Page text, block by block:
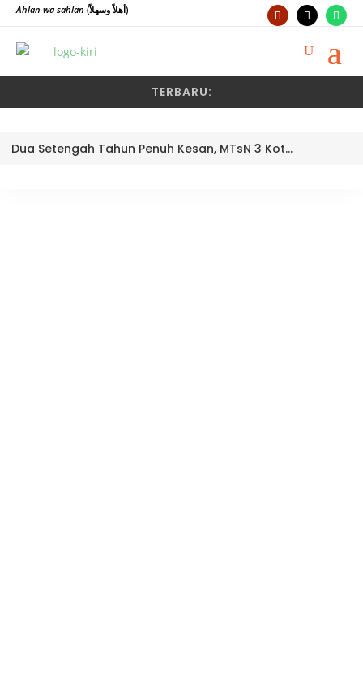
Ahlan wa sahlan (أهلاً وسهلاً)
TERBARU:
Dua Setengah Tahun Penuh Kesan, MTsN 3 Kota Padang Lepas Pengawas Pembina Dra. Nayusminar Nasrun